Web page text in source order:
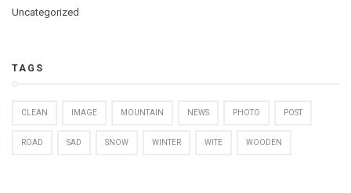
Uncategorized
TAGS
CLEAN IMAGE MOUNTAIN NEWS PHOTO POST
ROAD SAD SNOW WINTER WITE WOODEN